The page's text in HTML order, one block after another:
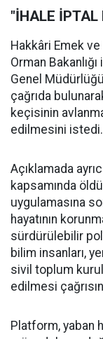
"İHALE İPTAL
Hakkâri Emek
Orman
Genel
çağrıda
keçisinin
edilmesini istedi.
Açıklamada
kapsamında
uygulamasına
hayatının
sürdürülebilir
bilim insanları,
sivil toplum
edilmesi
Platform, yaban